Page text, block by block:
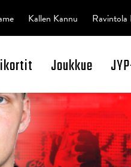
Joukkue
Kallen Kannu Ravintola